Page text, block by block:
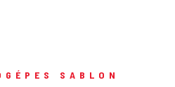
SABLON